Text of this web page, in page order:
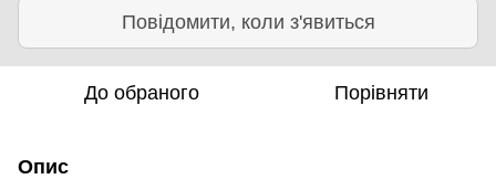
Повідомити, коли з'явиться
До обраного Порівняти
Опис